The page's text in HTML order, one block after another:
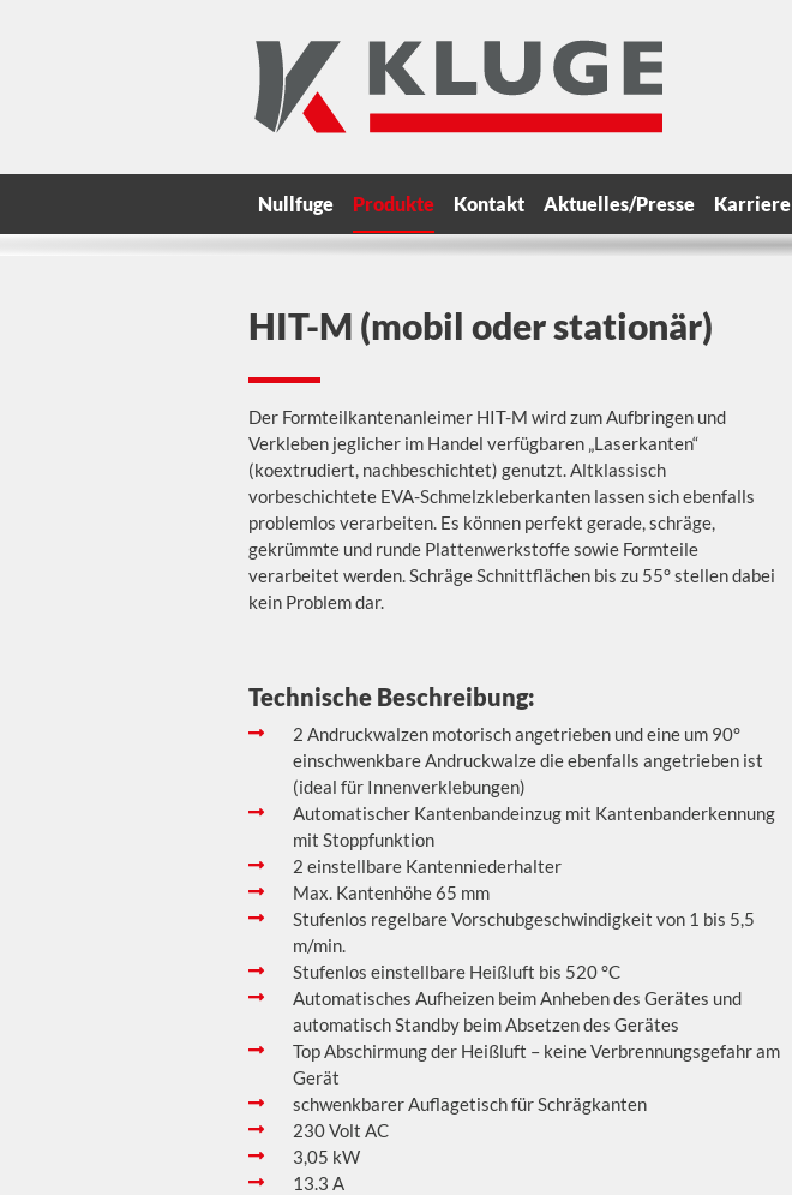
Nullfuge Produkte Kontakt Aktuelles/Presse Karriere
HIT-M (mobil oder stationär)
Der Formteilkantenanleimer HIT-M wird zum Aufbringen und
Verkleben jeglicher im Handel verfügbaren „Laserkanten“
(koextrudiert, nachbeschichtet) genutzt. Altklassisch
vorbeschichtete EVA-Schmelzkleberkanten lassen sich ebenfalls
problemlos verarbeiten. Es können perfekt gerade, schräge,
gekrümmte und runde Plattenwerkstoffe sowie Formteile
verarbeitet werden. Schräge Schnittflächen bis zu 55° stellen dabei
kein Problem dar.
Technische Beschreibung:
2 Andruckwalzen motorisch angetrieben und eine um 90°
einschwenkbare Andruckwalze die ebenfalls angetrieben ist
(ideal für Innenverklebungen)
Automatischer Kantenbandeinzug mit Kantenbanderkennung
mit Stoppfunktion
2 einstellbare Kantenniederhalter
Max. Kantenhöhe 65 mm
Stufenlos regelbare Vorschubgeschwindigkeit von 1 bis 5,5
m/min.
Stufenlos einstellbare Heißluft bis 520 °C
Automatisches Aufheizen beim Anheben des Gerätes und
automatisch Standby beim Absetzen des Gerätes
Top Abschirmung der Heißluft – keine Verbrennungsgefahr am
Gerät
schwenkbarer Auflagetisch für Schrägkanten
230 Volt AC
3,05 kW
13.3 A